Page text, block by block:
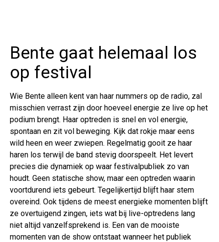
Bente gaat helemaal los
op festival
Wie Bente alleen kent van haar nummers op de radio, zal
misschien verrast zijn door hoeveel energie ze live op het
podium brengt. Haar optreden is snel en vol energie,
spontaan en zit vol beweging. Kijk dat rokje maar eens
wild heen en weer zwiepen. Regelmatig gooit ze haar
haren los terwijl de band stevig doorspeelt. Het levert
precies die dynamiek op waar festivalpubliek zo van
houdt. Geen statische show, maar een optreden waarin
voortdurend iets gebeurt. Tegelijkertijd blijft haar stem
overeind. Ook tijdens de meest energieke momenten blijft
ze overtuigend zingen, iets wat bij live-optredens lang
niet altijd vanzelfsprekend is. Een van de mooiste
momenten van de show ontstaat wanneer het publiek